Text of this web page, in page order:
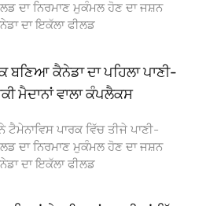
ਦਾ ਨਿਰਮਾਣ ਮੁਕੰਮਲ ਹੋਣ ਦਾ ਜਸ਼ਨ
ਦਾ ਇਕੱਲਾ ਫੀਲਡ
ਬਣਿਆ ਕੈਨੇਡਾ ਦਾ ਪਹਿਲਾ ਪਾਣੀ-
ਮੈਦਾਨਾਂ ਵਾਲਾ ਕੰਪਲੈਕਸ
ਟੈਮੇਨਾਵਿਸ ਪਾਰਕ ਵਿੱਚ ਤੀਜੇ ਪਾਣੀ-
ਦਾ ਨਿਰਮਾਣ ਮੁਕੰਮਲ ਹੋਣ ਦਾ ਜਸ਼ਨ
ਦਾ ਇਕੱਲਾ ਫੀਲਡ